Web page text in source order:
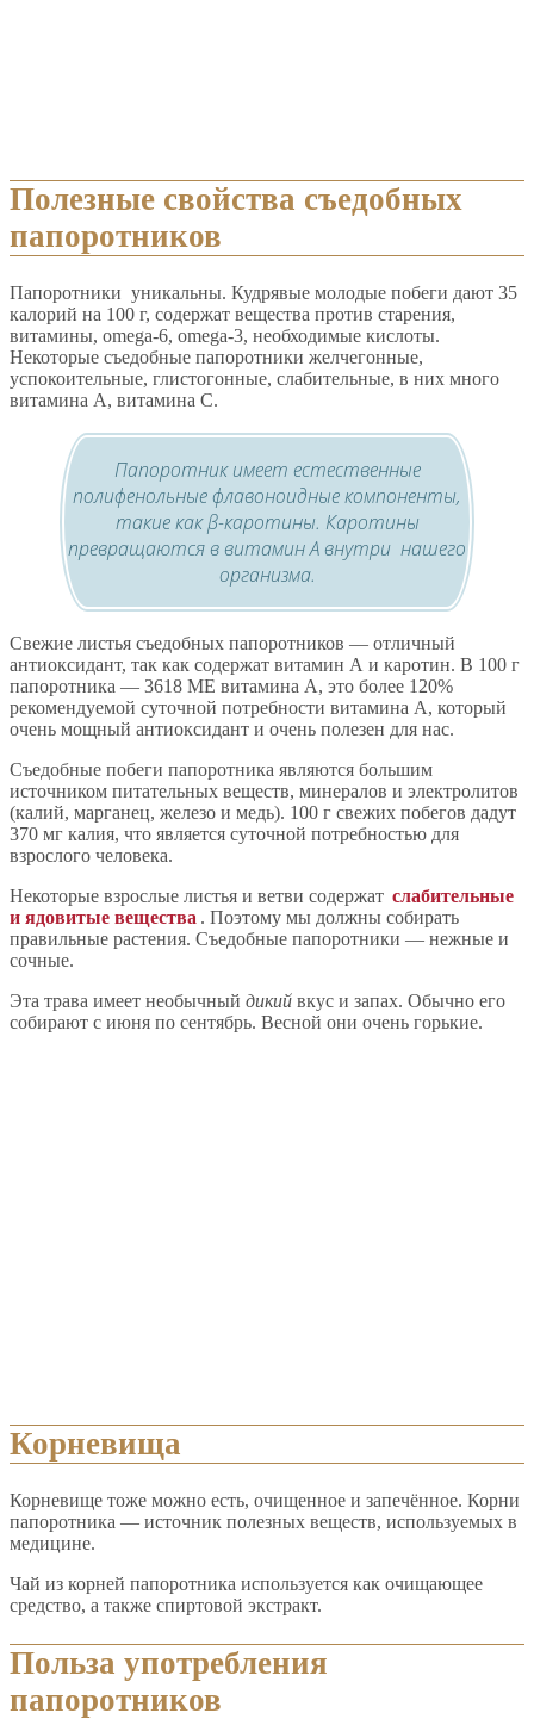
Полезные свойства съедобных
папоротников
Папоротники уникальны. Кудрявые молодые побеги дают 35
калорий на 100 г, содержат вещества против старения,
витамины, omega-6, omega-3, необходимые кислоты.
Некоторые съедобные папоротники желчегонные,
успокоительные, глистогонные, слабительные, в них много
витамина А, витамина С.
Папоротник имеет естественные
полифенольные флавоноидные компоненты,
такие как β-каротины. Каротины
превращаются в витамин А внутри нашего
организма.
Свежие листья съедобных папоротников — отличный
антиоксидант, так как содержат витамин А и каротин. В 100 г
папоротника — 3618 МЕ витамина А, это более 120%
рекомендуемой суточной потребности витамина А, который
очень мощный антиоксидант и очень полезен для нас.
Съедобные побеги папоротника являются большим
источником питательных веществ, минералов и электролитов
(калий, марганец, железо и медь). 100 г свежих побегов дадут
370 мг калия, что является суточной потребностью для
взрослого человека.
Некоторые взрослые листья и ветви содержат слабительные
и ядовитые вещества . Поэтому мы должны собирать
правильные растения. Съедобные папоротники — нежные и
сочные.
Эта трава имеет необычный дикий вкус и запах. Обычно его
собирают с июня по сентябрь. Весной они очень горькие.
Корневища
Корневище тоже можно есть, очищенное и запечённое. Корни
папоротника — источник полезных веществ, используемых в
медицине.
Чай из корней папоротника используется как очищающее
средство, а также спиртовой экстракт.
Польза употребления
папоротников